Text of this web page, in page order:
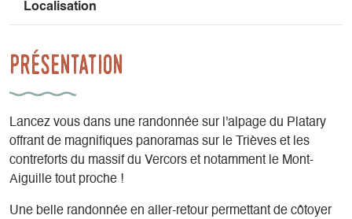
Localisation
Présentation
Lancez vous dans une randonnée sur l'alpage du Platary
offrant de magnifiques panoramas sur le Trièves et les
contreforts du massif du Vercors et notamment le Mont-
Aiguille tout proche !
Une belle randonnée en aller-retour permettant de côtoyer